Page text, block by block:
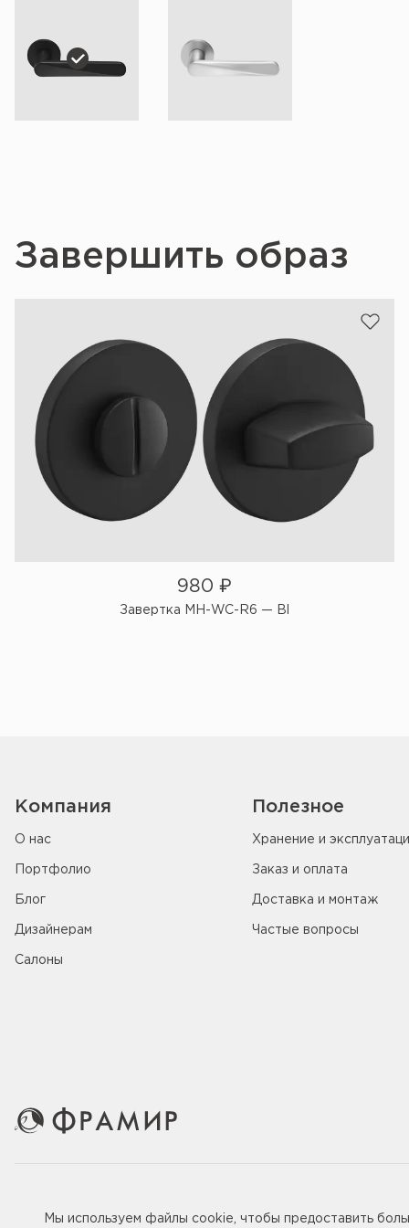
Завершить образ
980 ₽
Завертка MH-WC-R6 — Bl
Компания
О нас
Портфолио
Блог
Дизайнерам
Салоны
Полезное
Хранение и
Заказ и оплата
Доставка и монтаж
Частые вопросы
Мы используем файлы cookie , чтобы предоставить